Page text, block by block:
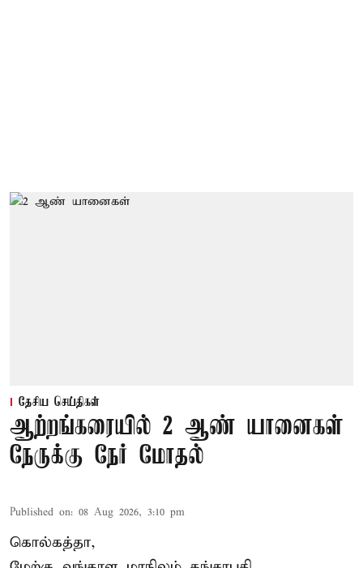
தேசிய செய்திகள்
ஆற்றங்கரையில் 2 ஆண் யானைகள்
நேருக்கு நேர் மோதல்
Published on: 08 Aug 2026, 3:10 pm
கொல்கத்தா,